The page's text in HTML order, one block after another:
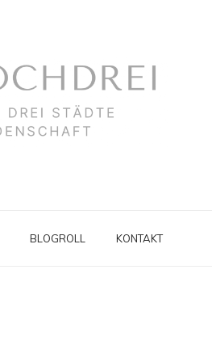
BLOGROLL KONTAKT